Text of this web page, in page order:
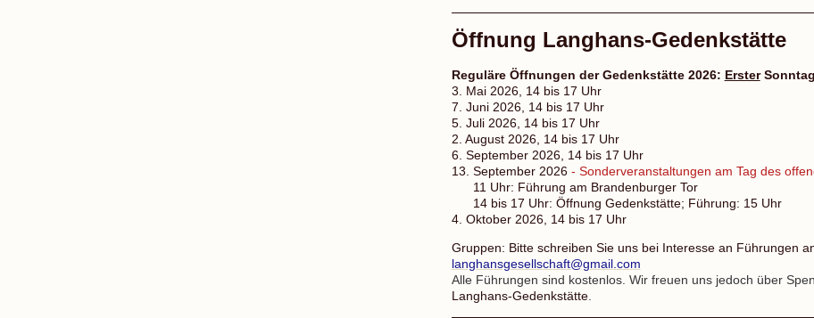
Öffnung Langhans-Gedenkstätte
Reguläre Öffnungen der Gedenkstätte 2026: Erster
3. Mai 2026, 14 bis 17 Uhr
7. Juni 2026, 14 bis 17 Uhr
5. Juli 2026, 14 bis 17 Uhr
2. August 2026, 14 bis 17 Uhr
6. September 2026, 14 bis 17 Uhr
13. September 2026 - Sonderveranstaltungen am Tag des
11 Uhr: Führung am Brandenburger Tor
14 bis 17 Uhr: Öffnung Gedenkstätte; Führung: 15 Uhr
4. Oktober 2026, 14 bis 17 Uhr
Gruppen: Bitte schreiben Sie uns bei Interesse an Führungen
langhansgesellschaft@gmail.com
Alle Führungen sind kostenlos. Wir freuen uns jedoch über
Langhans-Gedenkstätte.